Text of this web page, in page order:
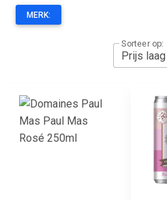
MERK:
Sorteer op: